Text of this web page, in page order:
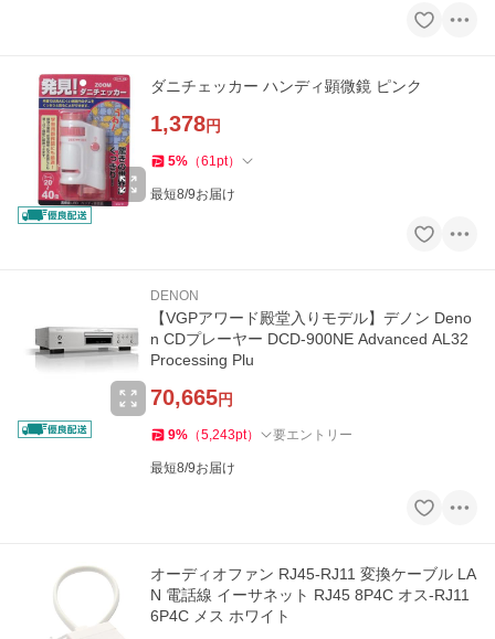
ダニチェッカー ハンディ顕微鏡 ピンク
1,378円
5% （61pt）
最短8/9お届け
DENON
【VGPアワード殿堂入りモデル】デノン Deno
n CDプレーヤー DCD-900NE Advanced AL32
Processing Plu
70,665円
9% （5,243pt） 要エントリー
最短8/9お届け
オーディオファン RJ45-RJ11 変換ケーブル LA
N 電話線 イーサネット RJ45 8P4C オス-RJ11
6P4C メス ホワイト